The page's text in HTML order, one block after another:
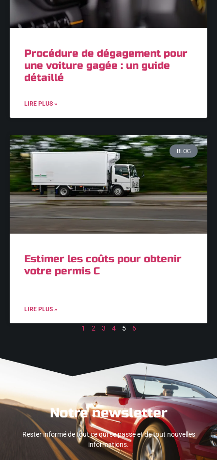
Procédure de dégagement pour
une voiture gagée : un guide
détaillé
LIRE PLUS »
BLOG
Estimer les coûts pour obtenir
votre permis C
LIRE PLUS »
1 2 3 4 5 6
Notre newsletter
Rester informé de tout ce qui se passe et de tout nouvelles
informations.